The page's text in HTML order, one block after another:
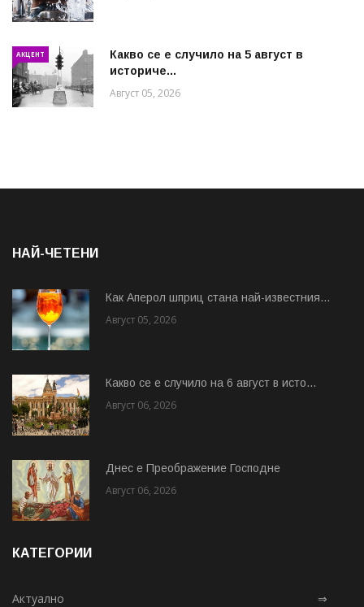
АКЦЕНТ
Какво се е случило на 5 август в
историче...
Август 05, 2026
НАЙ-ЧЕТЕНИ
Как Аперол шприц стана най-известния...
Август 05, 2026
Какво се е случило на 6 август в исто...
Август 06, 2026
Днес е Преображение Господне
Август 06, 2026
КАТЕГОРИИ
Актуално ⇒